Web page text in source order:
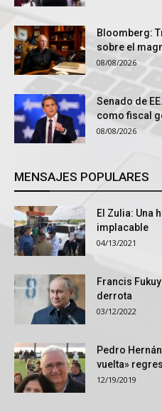
Bloomberg:
sobre el
08/08/2026
Senado de
como fiscal
08/08/2026
MENSAJES POPULARES
El Zulia: Una
implacable
04/13/2021
Francis
derrota
03/12/2022
Pedro
vuelta»
12/19/2019